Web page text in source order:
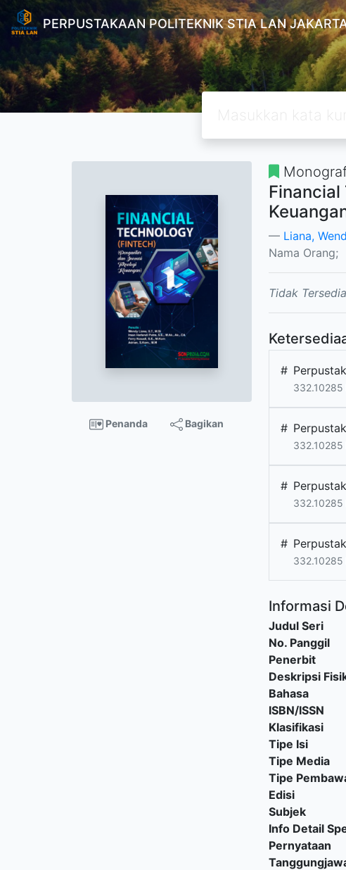
PERPUSTAKAAN POLITEKNIK STIA LAN
Penanda Bagikan
Financial
Liana,
Nama Orang;
Tidak
#
332.10285
#
332.10285
#
332.10285
#
332.10285
Informasi
Judul Seri
No. Panggil
Penerbit
Deskripsi
Bahasa
ISBN/ISSN
Klasifikasi
Tipe Isi
Tipe Media
Tipe
Edisi
Subjek
Info Detail
Pernyataan